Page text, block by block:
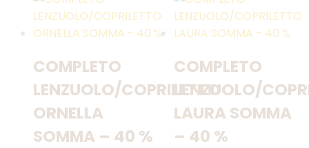
COMPLETO
LENZUOLO/COPRILETTO
ORNELLA
SOMMA – 40 %
COMPLETO
LENZUOLO/
LAURA SOMMA
– 40 %